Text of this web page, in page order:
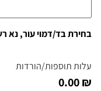
בחירת בד/דמוי עור, נא
עלות תוספות/הורדות
₪ 0.00